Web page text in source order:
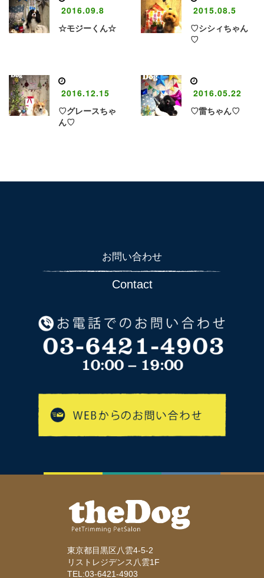
2016.09.8
☆モジーくん☆
2015.08.5
♡シシィちゃん
♡
2016.12.15
♡グレースちゃ
ん♡
2016.05.22
♡雷ちゃん♡
お問い合わせ
Contact
東京都目黒区八雲4-5-2
リストレジデンス八雲1F
TEL:03-6421-4903